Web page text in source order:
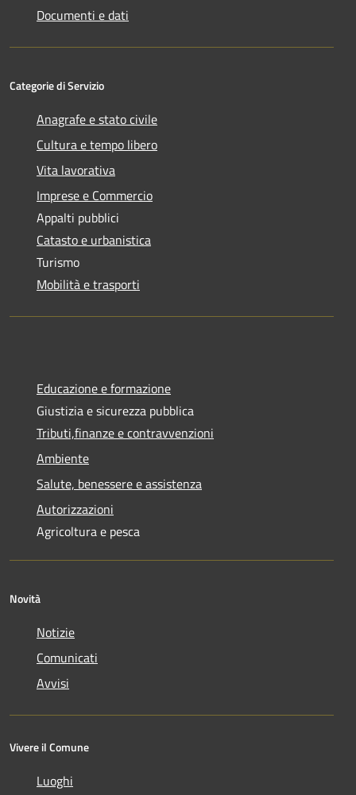
Documenti e dati
Categorie di Servizio
Anagrafe e stato civile
Cultura e tempo libero
Vita lavorativa
Imprese e Commercio
Appalti pubblici
Catasto e urbanistica
Turismo
Mobilità e trasporti
Educazione e formazione
Giustizia e sicurezza pubblica
Tributi,finanze e contravvenzioni
Ambiente
Salute, benessere e assistenza
Autorizzazioni
Agricoltura e pesca
Novità
Notizie
Comunicati
Avvisi
Vivere il Comune
Luoghi